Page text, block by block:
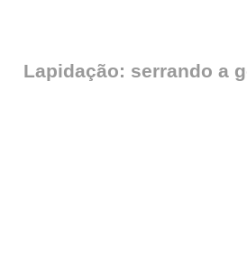
Lapidação: serrando a